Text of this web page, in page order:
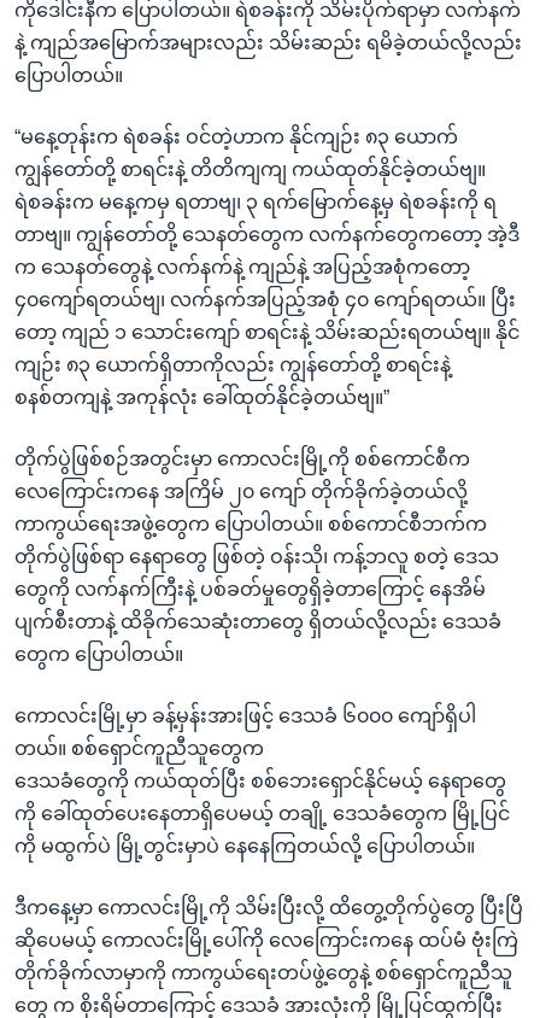
ကိုဒေါင်းနီက ပြောပါတယ်။ ရဲစခန်းကို သိမ်းပိုက်ရာမှာ လက်နက်
နဲ့ ကျည်အမြောက်အများလည်း သိမ်းဆည်း ရမိခဲ့တယ်လို့လည်း
ပြောပါတယ်။
“မနေ့တုန်းက ရဲစခန်း ဝင်တဲ့ဟာက နိုင်ကျဉ်း ၈၃ ယောက်
ကျွန်တော်တို့ စာရင်းနဲ့ တိတိကျကျ ကယ်ထုတ်နိုင်ခဲ့တယ်ဗျ။
ရဲစခန်းက မနေ့ကမှ ရတာဗျ၊ ၃ ရက်မြောက်နေ့မှ ရဲစခန်းကို ရ
တာဗျ။ ကျွန်တော်တို့ သေနတ်တွေက လက်နက်တွေကတော့ အဲ့ဒီ
က သေနတ်တွေနဲ့ လက်နက်နဲ့ ကျည်နဲ့ အပြည့်အစုံကတော့
၄၀ကျော်ရတယ်ဗျ၊ လက်နက်အပြည့်အစုံ ၄၀ ကျော်ရတယ်။ ပြီး
တော့ ကျည် ၁ သောင်းကျော် စာရင်းနဲ့ သိမ်းဆည်းရတယ်ဗျ။ နိုင်
ကျဉ်း ၈၃ ယောက်ရှိတာကိုလည်း ကျွန်တော်တို့ စာရင်းနဲ့
စနစ်တကျနဲ့ အကုန်လုံး ခေါ်ထုတ်နိုင်ခဲ့တယ်ဗျ။”
တိုက်ပွဲဖြစ်စဉ်အတွင်းမှာ ကောလင်းမြို့ကို စစ်ကောင်စီက
လေကြောင်းကနေ အကြိမ် ၂၀ ကျော် တိုက်ခိုက်ခဲ့တယ်လို့
ကာကွယ်ရေးအဖွဲ့တွေက ပြောပါတယ်။ စစ်ကောင်စီဘက်က
တိုက်ပွဲဖြစ်ရာ နေရာတွေ ဖြစ်တဲ့ ဝန်းသို၊ ကန့်ဘလူ စတဲ့ ဒေသ
တွေကို လက်နက်ကြီးနဲ့ ပစ်ခတ်မှုတွေရှိခဲ့တာကြောင့် နေအိမ်
ပျက်စီးတာနဲ့ ထိခိုက်သေဆုံးတာတွေ ရှိတယ်လို့လည်း ဒေသခံ
တွေက ပြောပါတယ်။
ကောလင်းမြို့မှာ ခန့်မှန်းအားဖြင့် ဒေသခံ ၆၀၀၀ ကျော်ရှိပါ
တယ်။ စစ်ရှောင်ကူညီသူတွေက
ဒေသခံတွေကို ကယ်ထုတ်ပြီး စစ်ဘေးရှောင်နိုင်မယ့် နေရာတွေ
ကို ခေါ်ထုတ်ပေးနေတာရှိပေမယ့် တချို့ ဒေသခံတွေက မြို့ပြင်
ကို မထွက်ပဲ မြို့တွင်းမှာပဲ နေနေကြတယ်လို့ ပြောပါတယ်။
ဒီကနေ့မှာ ကောလင်းမြို့ကို သိမ်းပြီးလို့ ထိတွေ့တိုက်ပွဲတွေ ပြီးပြီ
ဆိုပေမယ့် ကောလင်းမြို့ပေါ်ကို လေကြောင်းကနေ ထပ်မံ ဗုံးကြဲ
တိုက်ခိုက်လာမှာကို ကာကွယ်ရေးတပ်ဖွဲ့တွေနဲ့ စစ်ရှောင်ကူညီသူ
တွေ က စိုးရိမ်တာကြောင့် ဒေသခံ အားလုံးကို မြို့ပြင်ထွက်ပြီး